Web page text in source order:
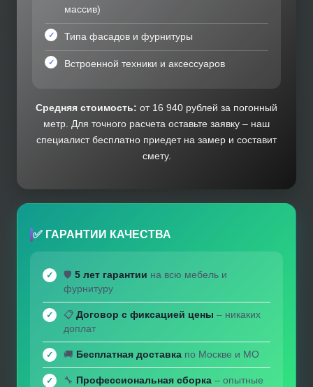
массив)
Типа фасадов и фурнитуры
Встроенной техники и аксессуаров
Средняя стоимость: от 16 940 рублей за погонный
метр. Для точного расчета оставьте заявку – наш
специалист бесплатно приедет на замер и составит
смету.
✅ ГАРАНТИИ КАЧЕСТВА
🛡️ 5 лет гарантии на всю мебель и
фурнитуру
📋 Договор с фиксацией цены – никаких
доплат
🚚 Бесплатная доставка по Москве и МО
🔧 Профессиональная сборка – опытные